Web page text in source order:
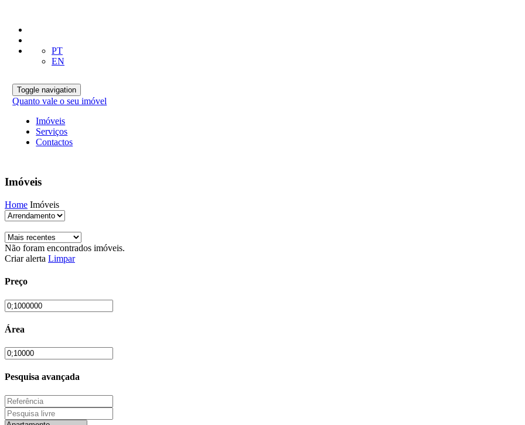
PT
EN
Toggle navigation
Quanto vale o seu imóvel
Imóveis
Serviços
Contactos
Imóveis
Home Imóveis
Não foram encontrados imóveis.
Criar alerta Limpar
Preço
Área
Pesquisa avançada